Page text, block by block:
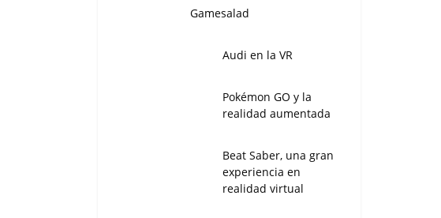
Gamesalad
Audi en la VR
Pokémon GO y la
realidad aumentada
Beat Saber, una gran
experiencia en
realidad virtual